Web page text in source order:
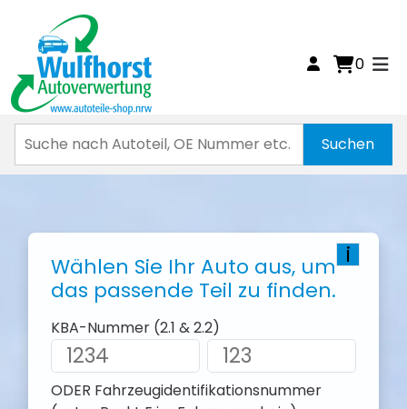
0
i
Wählen Sie Ihr Auto aus, um
das passende Teil zu finden.
KBA-Nummer (2.1 & 2.2)
ODER Fahrzeugidentifikationsnummer